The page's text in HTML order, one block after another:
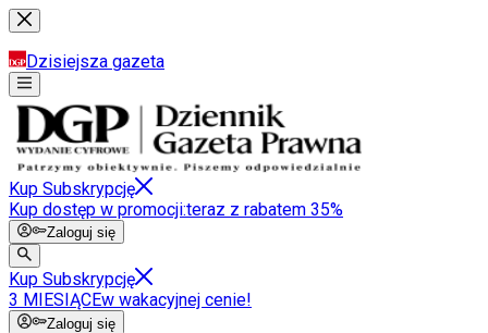
Dzisiejsza gazeta
Kup Subskrypcję
Kup dostęp w promocji:teraz z rabatem 35%
Zaloguj się
Kup Subskrypcję
3 MIESIĄCEw wakacyjnej cenie!
Zaloguj się